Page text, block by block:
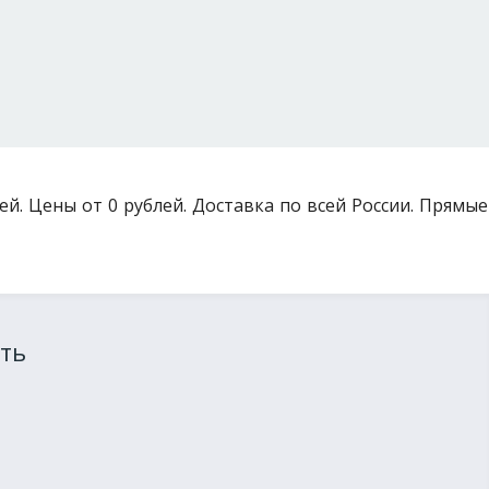
Цены от 0 рублей. Доставка по всей России. Прямые